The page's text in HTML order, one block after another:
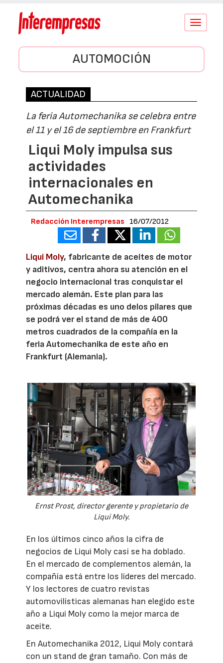
Conmutar
AUTOMOCIÓN
ACTUALIDAD
La feria Automechanika se celebra entre
el 11 y el 16 de septiembre en Frankfurt
Liqui Moly impulsa sus
actividades
internacionales en
Automechanika
Redacción Interempresas 16/07/2012
Liqui Moly, fabricante de aceites de motor
y aditivos, centra ahora su atención en el
negocio internacional tras conquistar el
mercado alemán. Este plan para las
próximas décadas es uno delos pilares que
se podrá ver el stand de más de 400
metros cuadrados de la compañía en la
feria Automechanika de este año en
Frankfurt (Alemania).
Ernst Prost, director gerente y propietario de
Liqui Moly.
En los últimos cinco años la cifra de
negocios de Liqui Moly casi se ha doblado.
En el mercado de complementos alemán, la
compañía está entre los líderes del mercado.
Y los lectores de cuatro revistas
automovilísticas alemanas han elegido este
año a Liqui Moly como la mejor marca de
aceite.
En Automechanika 2012, Liqui Moly contará
con un stand de gran tamaño. Con más de